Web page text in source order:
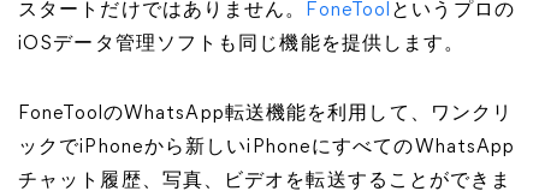
スタートだけではありません。
FoneTool というプロの
iOSデータ管理ソフトも同じ機能を提供します。
FoneToolのWhatsApp転送機能を利用して、ワンクリ
ックでiPhoneから新しいiPhoneにすべてのWhatsApp
チャット履歴、写真、ビデオを転送することができま